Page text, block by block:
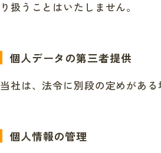
り扱うことはいたしません。
個人データの第三者提供
当社は、法令に別段の定めがあ
個人情報の管理